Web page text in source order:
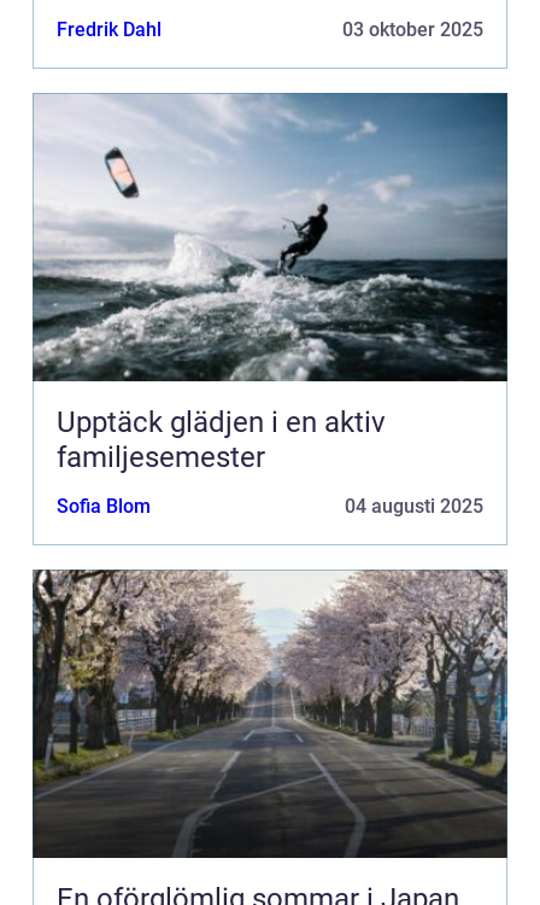
Fredrik Dahl 03 oktober 2025
Upptäck glädjen i en aktiv
familjesemester
Sofia Blom 04 augusti 2025